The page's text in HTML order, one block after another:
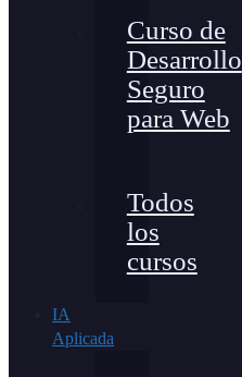
Curso de
Desarrollo
Seguro
para Web
Todos
los
cursos
IA
Aplicada